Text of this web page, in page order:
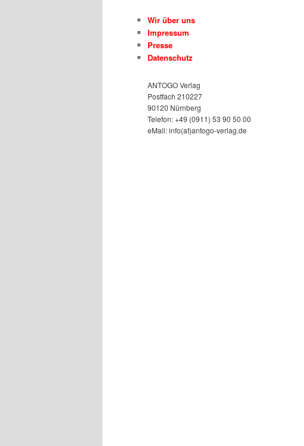
Wir über uns
Impressum
Presse
Datenschutz
ANTOGO Verlag
Postfach 210227
90120 Nürnberg
Telefon: +49 (0911) 53 90 50 00
eMail: info(at)antogo-verlag.de